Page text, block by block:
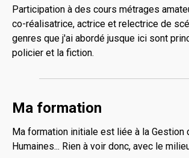
Participation à des cours métrages
co-réalisatrice, actrice et relectrice de
genres que j'ai abordé jusque ici sont
policier et la fiction.
Ma formation
Ma formation initiale est liée à la Gestion
Humaines... Rien à voir donc, avec le